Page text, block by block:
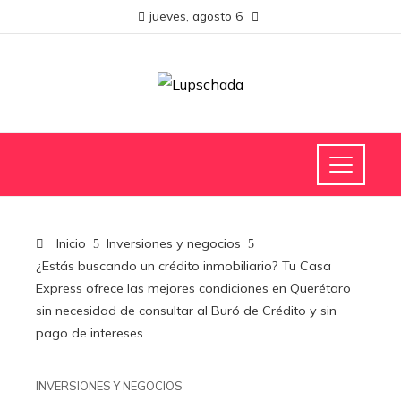
jueves, agosto 6
Inicio
Inversiones y negocios
¿Estás buscando un crédito inmobiliario? Tu Casa
Express ofrece las mejores condiciones en Querétaro
sin necesidad de consultar al Buró de Crédito y sin
pago de intereses
INVERSIONES Y NEGOCIOS